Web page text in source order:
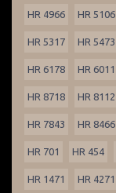
HR 4966 HR 5106
HR 5317 HR 5473
HR 6178 HR 6011
HR 8718 HR 8112
HR 7843 HR 8466
HR 701 HR 454
HR 1471 HR 4271